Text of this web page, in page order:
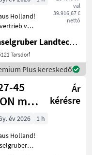
val
39.916,67 €
nettó
Holland!
von
Amselgruber Landtechnik GmbH
Tarsdorf
Plus kereskedő
45
mit
Ár
kérésre
év 2026
1 h
Holland!